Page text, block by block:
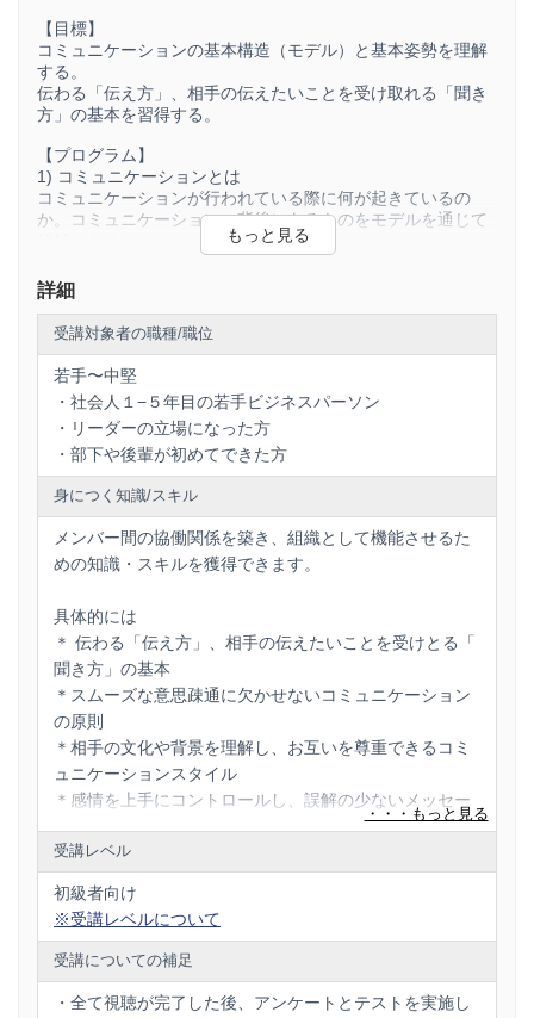
・「コミュニケーションとは何か」を基本から理解
し、
・ビジネスにおける「良いコミュニケーション」を目
さらに、
・伝え方のコツを掴んでわかりやすく話せる
・聞き方のスキルを磨くことで相手の意図をしっかり
理解できる
ことを目指します。
良いコミュニュケーションは全ての成功の基盤。
明確で効率的なコミュニケーションは、職場での生産
性を向上させ、チームの結束力を強化します。
この講座で、楽しく学び、仕事も人間関係もパワーア
ップ！
【目標】
コミュニケーションの基本構造（モデル）と基本姿勢を理解
する。
伝わる「伝え方」、相手の伝えたいことを受け取れる「聞き
方」の基本を習得する。
【プログラム】
1) コミュニケーションとは
コミュニケーションが行われている際に何が起きているの
か。コミュニケーションの背後にあるものをモデルを通じて
2) やってはいけないコミュニケーション
ついついやってしまいがちな「悪いコミュニケーション」に
ついて考えてみましょう。
3) 良いコミュニケーションを目指して
良いコミュニケーションには守るべき原則があります。その
原則と、その原則を実践するためのコツについて紹介しま
す。
4) 良いコミュニケーションの原則にそった伝え方
ビジネスシーンにおいて何かを「伝える」際のポイントにつ
いて紹介します。
5) 良いコミュニケーションの原則にそった聞き方
うまく伝えるだけではコミュニケーションは一方通行です。
ミュニケーションが成立します。
6) アンケート
7) テスト
8) 修了証発行
＊全て視聴が完了した後、アンケートとテストを実施してく
ださい。
＊修了証の発行には、テストへの回答が必要です。
ーーーーーーーーーーーーーーーーー
本講座以外にも、弊社では以下の講座を提供しております。
他の講座を併せてご受講いただくことで、ビジネスの様々な
領域で成果を最大限に引き出すことが可能です。
この機会にぜひ、他の講座もご検討いただき、さらなるスキ
ルアップを目指しましょう！
詳細
受講対象者の職種/職位
若手〜中堅
・社会人１−５年目の若手ビジネスパーソン
・リーダーの立場になった方
・部下や後輩が初めてできた方
身につく知識/スキル
メンバー間の協働関係を築き、組織として機能させるた
めの知識・スキルを獲得できます。
具体的には
＊ 伝わる「伝え方」、相手の伝えたいことを受けとる「
聞き方」の基本
＊スムーズな意思疎通に欠かせないコミュニケーション
の原則
＊相手の文化や背景を理解し、お互いを尊重できるコミ
ュニケーションスタイル
＊感情を上手にコントロールし、誤解の少ないメッセー
ジを伝える方法 など
受講レベル
初級者向け
※受講レベルについて
受講についての補足
・全て視聴が完了した後、アンケートとテストを実施し